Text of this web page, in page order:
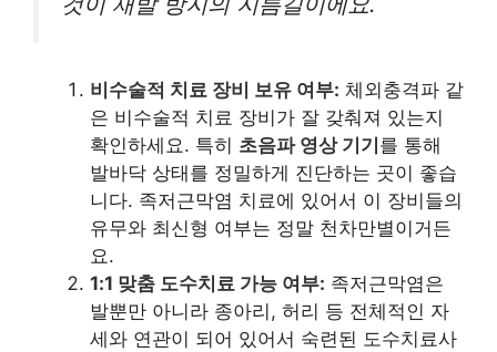
비수술적 치료 장비 보유 여부: 체외충격파 같
은 비수술적 치료 장비가 잘 갖춰져 있는지
확인하세요. 특히 초음파 영상 기기 를 통해
발바닥 상태를 정밀하게 진단하는 곳이 좋습
니다. 족저근막염 치료에 있어서 이 장비들의
유무와 최신형 여부는 정말 천차만별이거든
요.
1:1 맞춤 도수치료 가능 여부: 족저근막염은
발뿐만 아니라 종아리, 허리 등 전체적인 자
세와 연관이 되어 있어서 숙련된 도수치료사